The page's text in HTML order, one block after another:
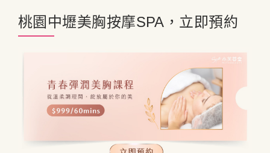
桃園中壢美胸按摩SPA，立即預約